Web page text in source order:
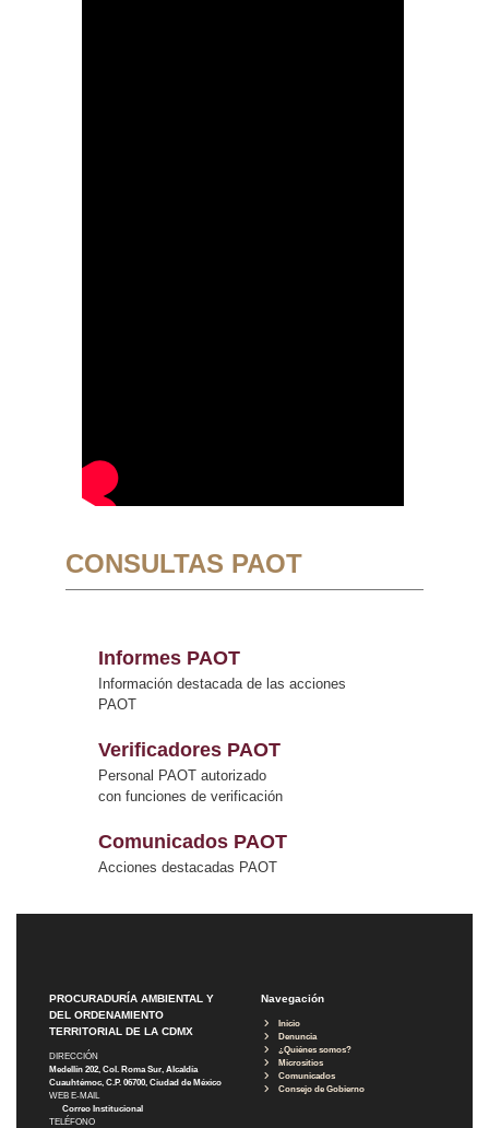
CONSULTAS PAOT
Informes PAOT
Información destacada de las acciones
PAOT
Verificadores PAOT
Personal PAOT autorizado
con funciones de verificación
Comunicados PAOT
Acciones destacadas PAOT
PROCURADURÍA AMBIENTAL Y
DEL ORDENAMIENTO
TERRITORIAL DE LA CDMX
DIRECCIÓN
Medellín 202, Col. Roma Sur, Alcaldía
Cuauhtémoc, C.P. 06700, Ciudad de México
WEB E-MAIL
Correo Institucional
TELÉFONO
Navegación
Inicio
Denuncia
¿Quiénes somos?
Micrositios
Comunicados
Consejo de Gobierno